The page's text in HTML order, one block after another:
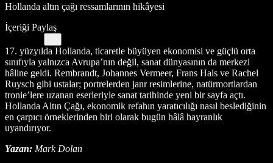
Hollanda altın çağı ressamlarının hikâyesi
İçeriği Paylaş
17. yüzyılda Hollanda, ticaretle büyüyen ekonomisi ve güçlü orta
sınıfıyla yalnızca Avrupa’nın değil, sanat dünyasının da merkezi
hâline geldi. Rembrandt, Johannes Vermeer, Frans Hals ve Rachel
Ruysch gibi ustalar; portrelerden janr resimlerine, natürmortlardan
tronie’lere uzanan eserleriyle sanat tarihinde yeni bir sayfa açtı.
Hollanda Altın Çağı, ekonomik refahın yaratıcılığı nasıl beslediğinin
en çarpıcı örneklerinden biri olarak bugün hâlâ hayranlık
uyandırıyor.
Yazan: Mark Dolan